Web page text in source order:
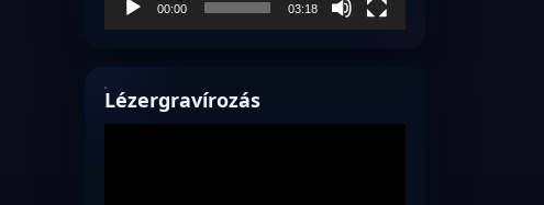
00:00 03:18
Lézergravírozás